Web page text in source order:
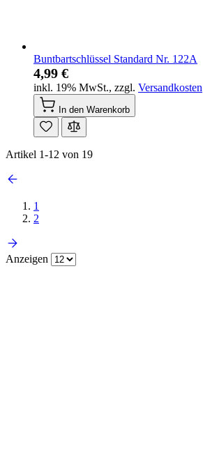
Buntbartschlüssel Standard Nr. 122A
4,99 €
inkl. 19% MwSt., zzgl. Versandkosten
In den Warenkorb
Artikel 1-12 von 19
1
2
Anzeigen